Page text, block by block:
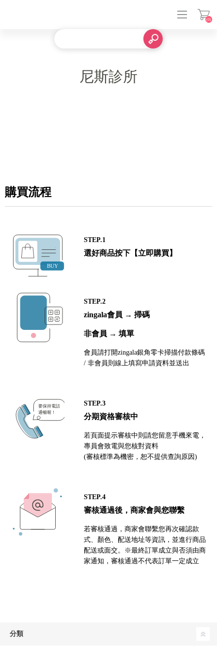
(0)
尼斯診所
購買流程
STEP.1
選好商品按下【立即購買】
STEP.2
zingala會員 → 掃碼
非會員 → 填單
會員請打開zingala銀角零卡掃描付款條碼
/ 非會員則線上填寫申請資料並送出
STEP.3
分期資格審核中
若頁面提示審核中則請您留意手機來電，
專員會致電與您核對資料
(審核標準為機密，恕不提供查詢原因)
STEP.4
審核通過後，商家會與您聯繫
若審核通過，商家會聯繫您再次確認款
式、顏色、配送地址等資訊，並進行商品
配送或面交。※最終訂單成立與否須由商
家通知，審核通過不代表訂單一定成立
分類